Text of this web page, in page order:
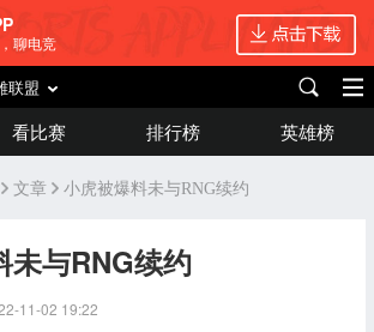
聊电竞
联盟
看比赛 排行榜 英雄榜
文章 小虎被爆料未与RNG续约
未与RNG续约
11-02 19:22